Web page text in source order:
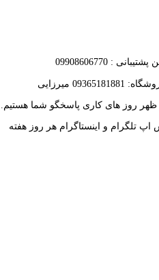
: 09908606770
میرزایی
تلگرام و اینستاگرام هر روز هفته